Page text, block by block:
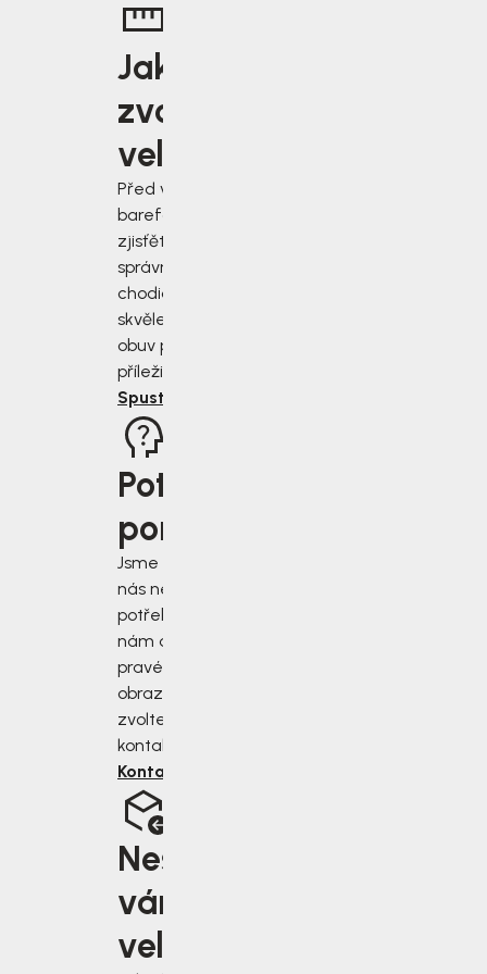
Jakou
zvolit
velikost?
Před výběrem
barefoot bot
zjisťěte jak
správně změřit
chodidla a vybrat
skvěle padnoucí
obuv pro každou
příležitost.
Spustit rádce
Potřebujete
poradit?
Jsme tu pro vás, když
nás nejvíce
potřebujete. Napište
nám do chatu v
pravém dolním rohu
obrazovky, nebo
zvolte jiný druh
kontaktu.
Kontaktujte nás
Nesedí
vám
velikost?